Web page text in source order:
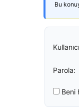
Bu
Parola:
Beni